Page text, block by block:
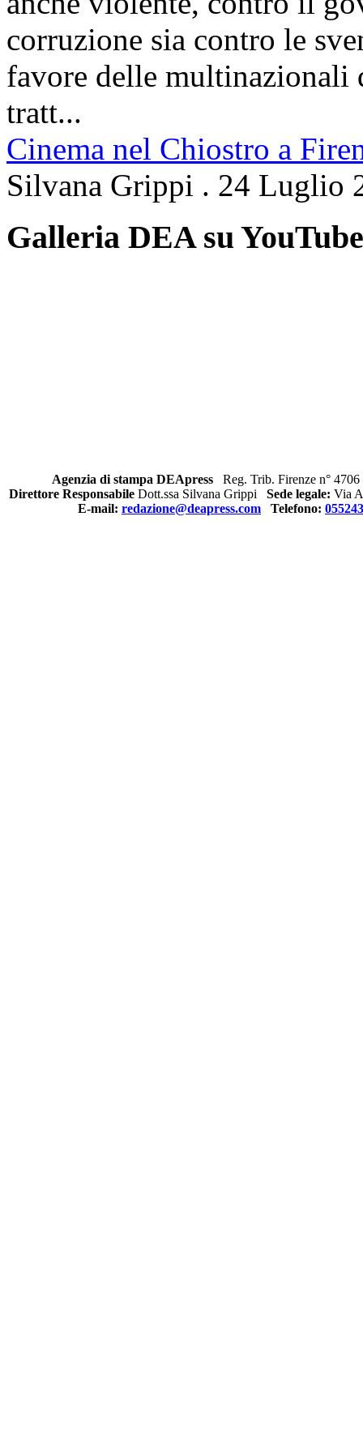
corruzione sia contro le
favore delle multinazionali
tratt...
Cinema nel Chiostro a
Silvana Grippi . 24 Luglio
Galleria DEA su YouTube
Agenzia di stampa DEApress Reg. Trib. Firenze n° 4706
Direttore Responsabile Dott.ssa Silvana Grippi Sede legale: Via
E-mail: redazione@deapress.com Telefono: